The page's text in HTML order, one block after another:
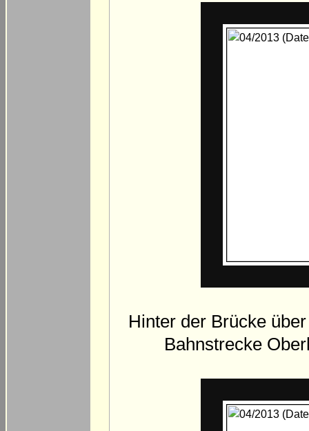
Hinter der Brücke
Bahnstrecke